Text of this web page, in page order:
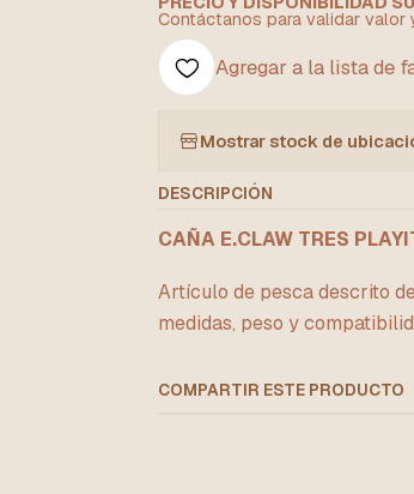
Contáctanos para validar
Agregar a la lista de
Mostrar stock de
DESCRIPCIÓN
CAÑA E.CLAW TRES
Artículo de pesca descrito
medidas, peso y
COMPARTIR ESTE PRODUCTO